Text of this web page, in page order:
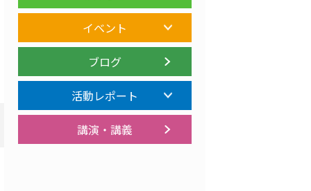
イベント
ブログ
活動レポート
講演・講義